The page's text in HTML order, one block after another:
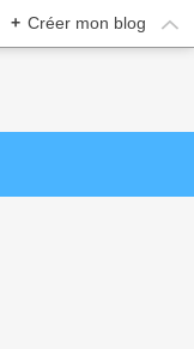
+ Créer mon blog